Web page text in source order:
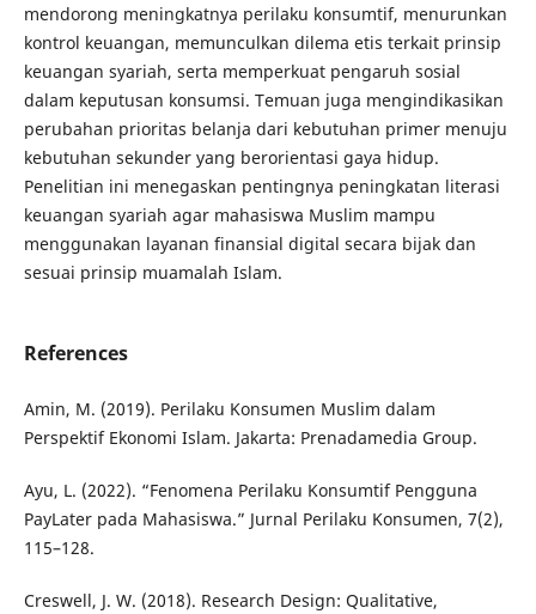
mendorong meningkatnya perilaku konsumtif, menurunkan
kontrol keuangan, memunculkan dilema etis terkait prinsip
keuangan syariah, serta memperkuat pengaruh sosial
dalam keputusan konsumsi. Temuan juga mengindikasikan
perubahan prioritas belanja dari kebutuhan primer menuju
kebutuhan sekunder yang berorientasi gaya hidup.
Penelitian ini menegaskan pentingnya peningkatan literasi
keuangan syariah agar mahasiswa Muslim mampu
menggunakan layanan finansial digital secara bijak dan
sesuai prinsip muamalah Islam.
References
Amin, M. (2019). Perilaku Konsumen Muslim dalam
Perspektif Ekonomi Islam. Jakarta: Prenadamedia Group.
Ayu, L. (2022). “Fenomena Perilaku Konsumtif Pengguna
PayLater pada Mahasiswa.” Jurnal Perilaku Konsumen, 7(2),
115–128.
Creswell, J. W. (2018). Research Design: Qualitative,